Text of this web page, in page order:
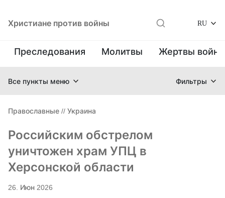
Христиане против войны RU
Преследования Молитвы Жертвы
Все пункты меню Фильтры
Православные // Украина
Российским обстрелом
уничтожен храм УПЦ в
Херсонской области
26. Июн 2026